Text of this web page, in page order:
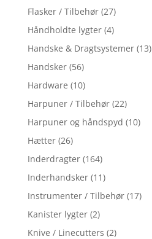
Flasker / Tilbehør (27)
Håndholdte lygter (4)
Handske & Dragtsystemer (13)
Handsker (56)
Hardware (10)
Harpuner / Tilbehør (22)
Harpuner og håndspyd (10)
Hætter (26)
Inderdragter (164)
Inderhandsker (11)
Instrumenter / Tilbehør (17)
Kanister lygter (2)
Knive / Linecutters (2)